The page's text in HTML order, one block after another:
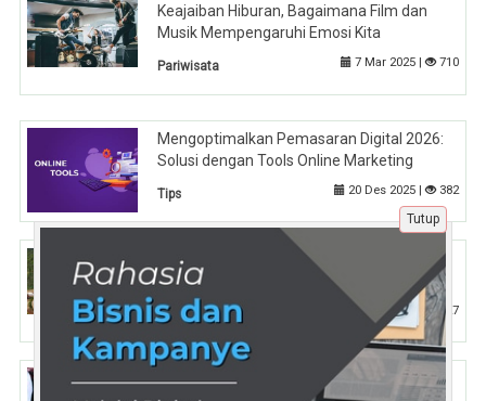
Keajaiban Hiburan, Bagaimana Film dan
Musik Mempengaruhi Emosi Kita
Pariwisata 7 Mar 2025 | 710
Mengoptimalkan Pemasaran Digital 2026:
Solusi dengan Tools Online Marketing
Tips 20 Des 2025 | 382
Apa yang Tidak Diketahui Banyak Orang
tentang IKN: Menguak Fakta-fakta Penting
Nasional 14 Feb 2024 | 1627
Meningkatkan Visibilitas Usaha Catering
Tutup